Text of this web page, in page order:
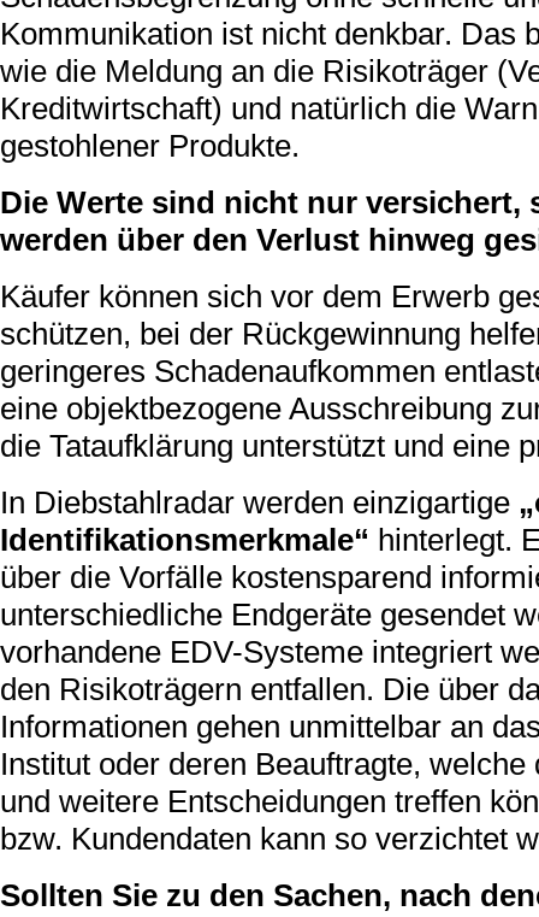
Kommunikation ist nicht denkbar. Das
wie die Meldung an die Risikoträger
Kreditwirtschaft) und natürlich die
gestohlener Produkte.
Die Werte sind nicht nur
werden über den Verlust hinweg
Käufer können sich vor dem Erwerb
schützen, bei der Rückgewinnung
geringeres Schadenaufkommen
eine objektbezogene Ausschreibung
die Tataufklärung unterstützt und eine
In Diebstahlradar werden einzigartige
Identifikationsmerkmale“ hinterlegt.
über die Vorfälle kostensparend
unterschiedliche Endgeräte gesendet
vorhandene EDV-Systeme integriert
den Risikoträgern entfallen. Die über
Informationen gehen unmittelbar an
Institut oder deren Beauftragte,
und weitere Entscheidungen treffen
bzw. Kundendaten kann so verzichtet
Sollten Sie zu den Sachen, nach